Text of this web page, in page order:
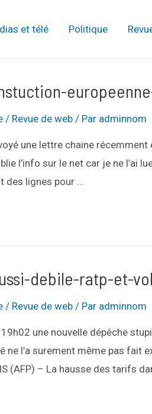
et télé Politique
/ Revue de web / Par adminnom
une lettre chaine
l’info sur le net car je ne l’ai
des lignes pour …
debile-ratp-et-vol
/ Revue de web / Par adminnom
une nouvelle dépêche
l’a surement même pas fait
(AFP) – La hausse des tarifs